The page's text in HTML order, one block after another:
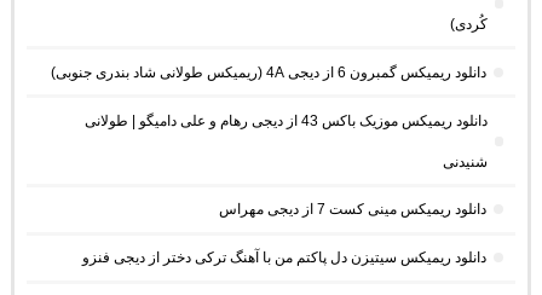
کُردی)
دانلود ریمیکس گمبرون 6 از دیجی 4A (ریمیکس طولانی شاد بندری جنوبی)
دانلود ریمیکس موزیک باکس 43 از دیجی رهام و علی دامیگو | طولانی
شنیدنی
دانلود ریمیکس مینی کست 7 از دیجی مهراس
دانلود ریمیکس سیتیزن دل پاکتم من با آهنگ ترکی دختر از دیجی فنزو